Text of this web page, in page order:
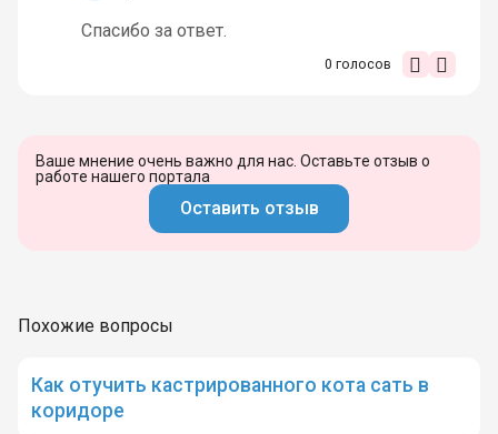
Спасибо за ответ.
0 голосов
Ваше мнение очень важно для нас. Оставьте отзыв о
работе нашего портала
Оставить отзыв
Похожие вопросы
Как отучить кастрированного кота сать в
коридоре